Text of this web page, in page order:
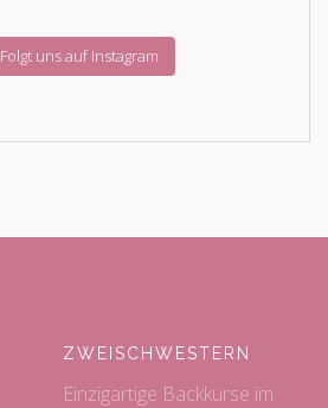
Folgt uns auf Instagram
ZWEISCHWESTERN
Einzigartige Backkurse im